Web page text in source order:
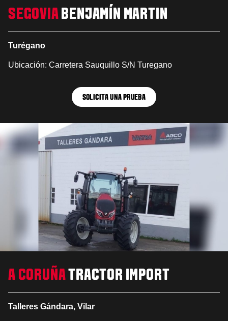
SEGOVIA BENJAMÍN MARTIN
Turégano
Ubicación: Carretera Sauquillo S/N Turegano
SOLICITA UNA PRUEBA
A CORUÑA TRACTOR IMPORT
Talleres Gándara, Vilar